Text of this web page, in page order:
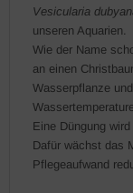
Vesicularia
unseren Aquarien.
Wie der Name
an einen
Wasserpflanze
Eine Düngung
Dafür wächst das
Pflegeaufwand